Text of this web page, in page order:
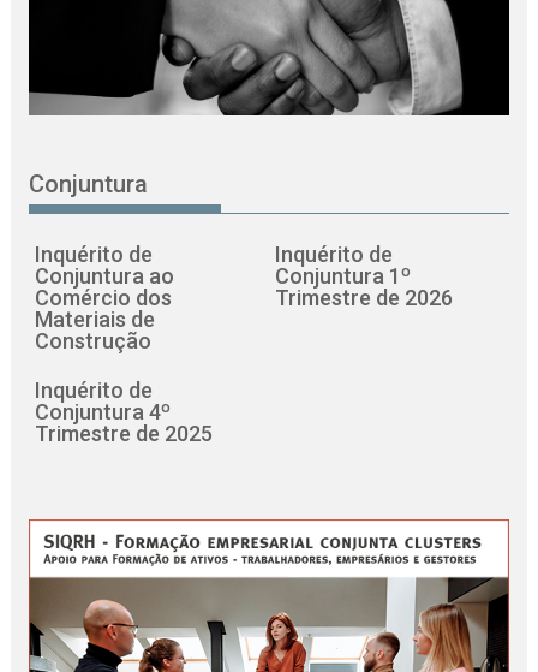
Conjuntura
Inquérito de
Conjuntura ao
Comércio dos
Materiais de
Construção
Inquérito de
Conjuntura 1º
Trimestre de 2026
Inquérito de
Conjuntura 4º
Trimestre de 2025